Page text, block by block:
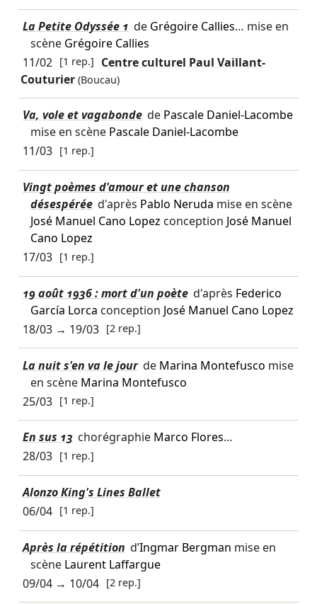
La Petite Odyssée 1 de Grégoire Callies… mise en
scène Grégoire Callies
11/02 [1 rep.]
Centre culturel Paul Vaillant-
Couturier (Boucau)
Va, vole et vagabonde de Pascale Daniel-Lacombe
mise en scène Pascale Daniel-Lacombe
11/03 [1 rep.]
Vingt poèmes d'amour et une chanson
désespérée d'après Pablo Neruda mise en scène
José Manuel Cano Lopez conception José Manuel
Cano Lopez
17/03 [1 rep.]
19 août 1936 : mort d'un poète d'après Federico
García Lorca conception José Manuel Cano Lopez
18/03→ 19/03 [2 rep.]
La nuit s'en va le jour de Marina Montefusco mise
en scène Marina Montefusco
25/03 [1 rep.]
En sus 13 chorégraphie Marco Flores…
28/03 [1 rep.]
Alonzo King's Lines Ballet
06/04 [1 rep.]
Après la répétition d’Ingmar Bergman mise en
scène Laurent Laffargue
09/04→ 10/04 [2 rep.]